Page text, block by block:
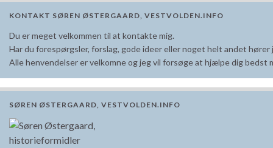
KONTAKT SØREN ØSTERGAARD, VESTVOLDEN.INFO
Du er meget velkommen til at kontakte mig.
Har du forespørgsler, forslag, gode ideer eller noget helt andet hører
Alle henvendelser er velkomne og jeg vil forsøge at hjælpe dig bedst
SØREN ØSTERGAARD, VESTVOLDEN.INFO